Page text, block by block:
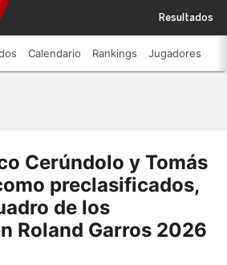
Resultados
Calendario Rankings Jugadores
Cerúndolo y Tomás
preclasificados,
de los
Roland Garros 2026